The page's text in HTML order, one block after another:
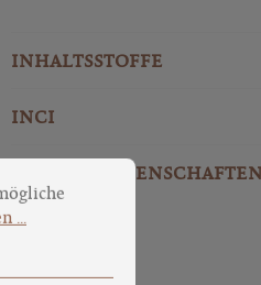
INHALTSSTOFFE
INCI
WEITERE EIGENSCHAFTEN
Erfahrung bieten zu können.
...